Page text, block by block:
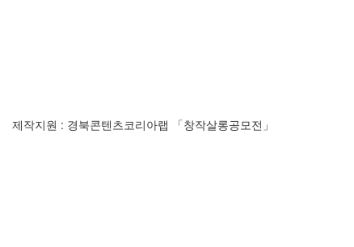
제작지원 : 경북콘텐츠코리아랩 「창작살롱공모전」